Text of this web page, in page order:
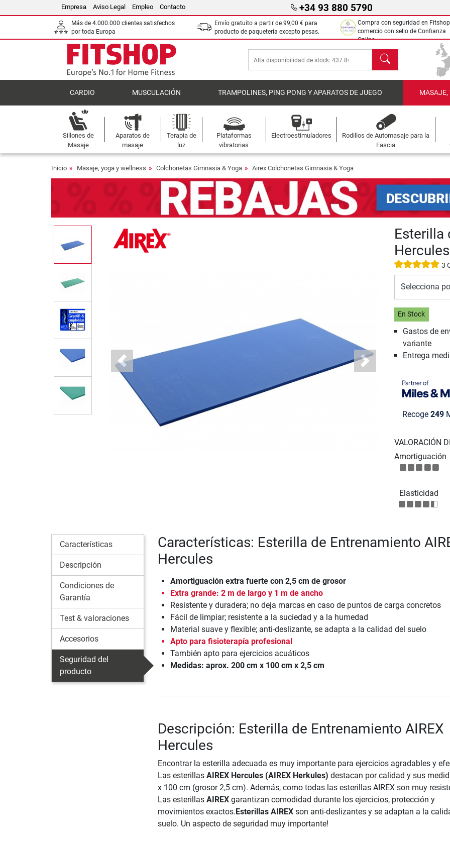
Empresa Aviso Legal Empleo Contacto +34 93 880 5790
Más de 4.000.000 clientes satisfechos
por toda Europa
Envío gratuito a partir de 99,00 € para
producto de paquetería excepto pesas.
Compra con seguridad en
comercio con sello de Confianza
Online.
Buscar
CARDIO MUSCULACIÓN TRAMPOLINES, PING PONG Y APARATOS DE JUEGO MASAJE,
Sillones de
Masaje
Aparatos de
masaje
Terapia de
luz
Plataformas
vibratorias
Electroestimuladores
Rodillos de Automasaje para la
Fascia
Inicio Masaje, yoga y wellness Colchonetas Gimnasia & Yoga Airex Colchonetas Gimnasia & Yoga
Previous Next
Esterilla
Hercules
3
Selecciona
En Stock
Gastos de
variante
Entrega
Recoge 249
VALORACIÓN
Amortiguación
Elasticidad
Características
Descripción
Condiciones de
Garantía
Test & valoraciones
Accesorios
Seguridad del
producto
Características: Esterilla de Entrenamiento
Hercules
Amortiguación extra fuerte con 2,5 cm de grosor
Extra grande: 2 m de largo y 1 m de ancho
Resistente y duradera; no deja marcas en caso de puntos de carga concretos
Fácil de limpiar; resistente a la suciedad y a la humedad
Material suave y flexible; anti-deslizante, se adapta a la calidad del suelo
Apto para fisioterapía profesional
También apto para ejercicios acuáticos
Medidas: aprox. 200 cm x 100 cm x 2,5 cm
Descripción: Esterilla de Entrenamiento AIREX
Hercules
Encontrar la esterilla adecuada es muy importante para ejercicios agradables y
Las esterillas AIREX Hercules (AIREX Herkules) destacan por calidad y sus
x 100 cm (grosor 2,5 cm). Además, como todas las esterillas AIREX son muy
Las esterillas AIREX garantizan comodidad durante los ejercicios, protección y
movimientos exactos.Esterillas AIREX son anti-deslizantes y se adaptan a la
suelo. Un aspecto de seguridad muy importante!